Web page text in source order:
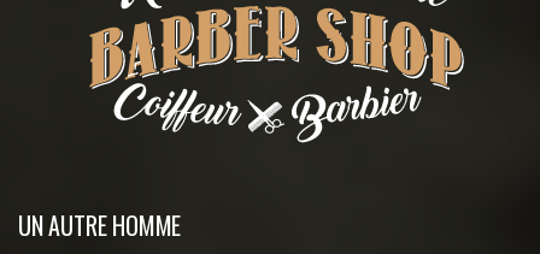
UN AUTRE HOMME